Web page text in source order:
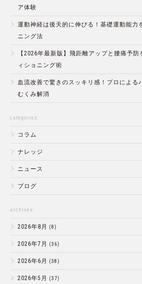
ア体験
運動神経は後天的に伸びる！基礎運動能力
ニング法
【2026年最新版】飛距離アップと腰痛予
ィショニング術
血流改善で驚きのスッキリ感！プロによる
むくみ解消
categories:
コラム
ナレッジ
ニュース
ブログ
archives:
2026年8月 (8)
2026年7月 (36)
2026年6月 (38)
2026年5月 (37)